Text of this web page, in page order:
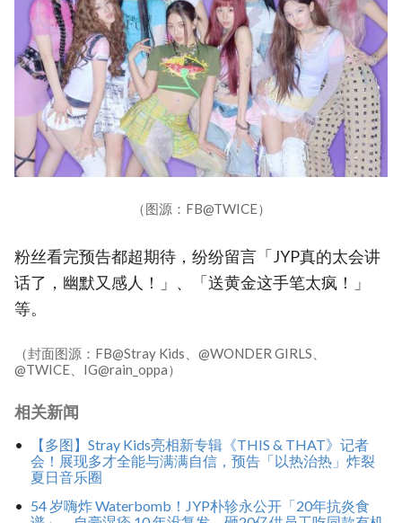
（图源：FB@TWICE）
粉丝看完预告都超期待，纷纷留言「JYP真的太会讲
话了，幽默又感人！」、「送黄金这手笔太疯！」
等。
（封面图源：FB@Stray Kids、@WONDER GIRLS、
@TWICE、IG@rain_oppa）
相关新闻
【多图】Stray Kids亮相新专辑《THIS & THAT》记者
会！展现多才全能与满满自信，预告「以热治热」炸裂
夏日音乐圈
54 岁嗨炸 Waterbomb！JYP朴轸永公开「20年抗炎食